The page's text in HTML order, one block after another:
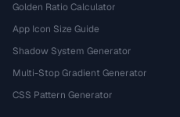
Golden Ratio Calculator
App Icon Size Guide
Shadow System Generator
Multi-Stop Gradient Generator
CSS Pattern Generator